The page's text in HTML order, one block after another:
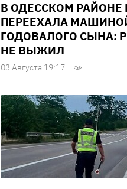
В ОДЕССКОМ РАЙОНЕ
ПЕРЕЕХАЛА
ГОДОВАЛОГО СЫНА:
НЕ ВЫЖИЛ
03 Августа 19:17